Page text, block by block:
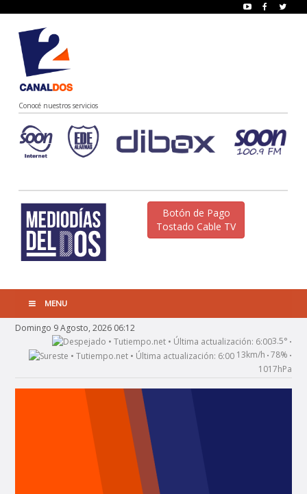
Conocé nuestros servicios
Botón de Pago
Tostado Cable TV
MENU
Domingo 9 Agosto, 2026 06:12
3.5° •
13km/h • 78% •
1017hPa